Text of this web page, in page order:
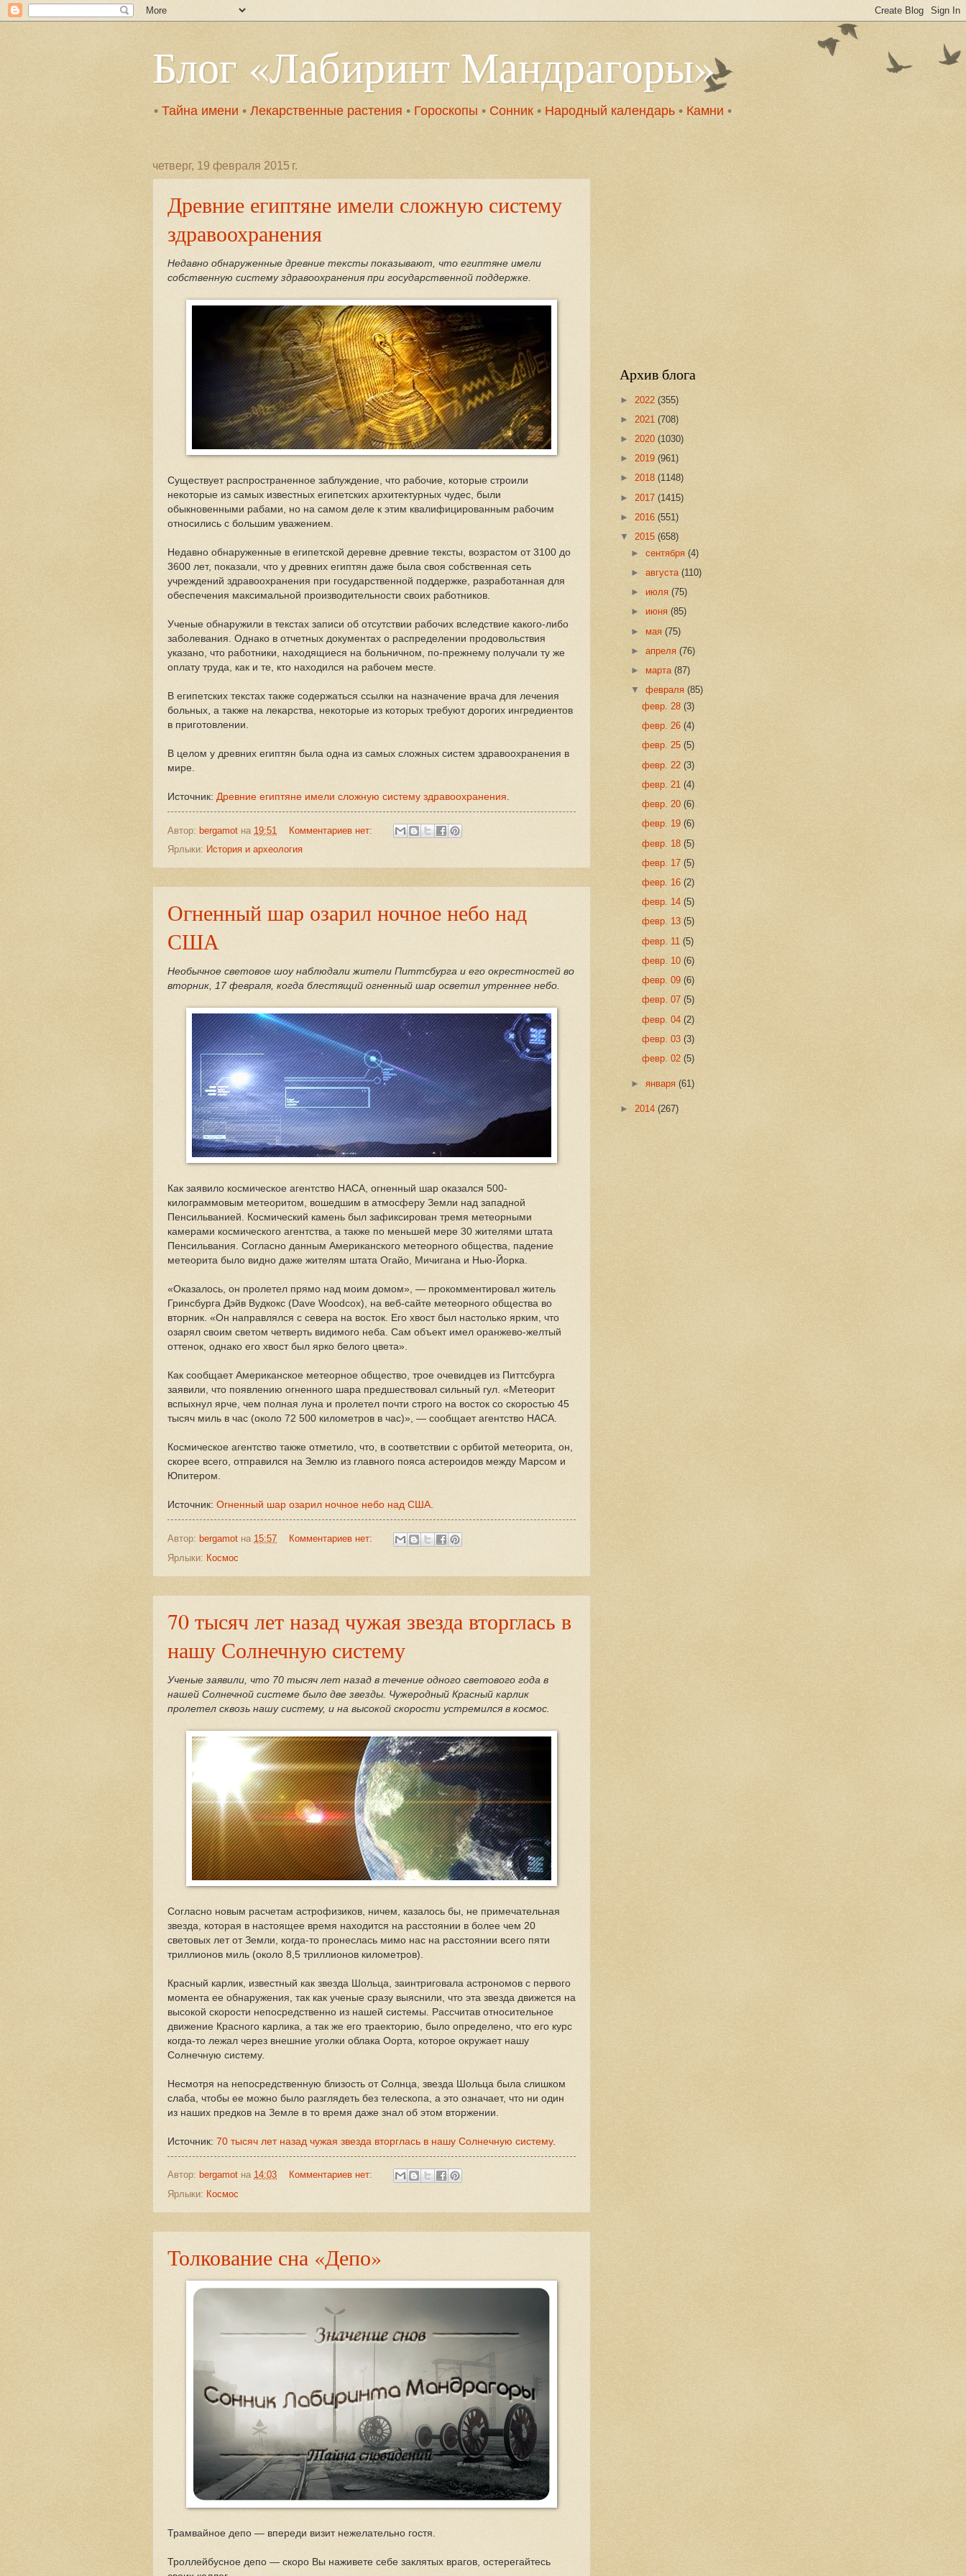
Блог «Лабиринт Мандрагоры»
• Тайна имени • Лекарственные растения • Гороскопы • Сонник • Народный календарь • Камни •
четверг, 19 февраля 2015 г.
Древние египтяне имели сложную систему
здравоохранения
Недавно обнаруженные древние тексты показывают, что египтяне имели
собственную систему здравоохранения при государственной поддержке.
Существует распространенное заблуждение, что рабочие, которые строили
некоторые из самых известных египетских архитектурных чудес, были
обыкновенными рабами, но на самом деле к этим квалифицированным рабочим
относились с большим уважением.
Недавно обнаруженные в египетской деревне древние тексты, возрастом от 3100 до
3600 лет, показали, что у древних египтян даже была своя собственная сеть
учреждений здравоохранения при государственной поддержке, разработанная для
обеспечения максимальной производительности своих работников.
Ученые обнаружили в текстах записи об отсутствии рабочих вследствие какого-либо
заболевания. Однако в отчетных документах о распределении продовольствия
указано, что работники, находящиеся на больничном, по-прежнему получали ту же
оплату труда, как и те, кто находился на рабочем месте.
В египетских текстах также содержаться ссылки на назначение врача для лечения
больных, а также на лекарства, некоторые из которых требуют дорогих ингредиентов
в приготовлении.
В целом у древних египтян была одна из самых сложных систем здравоохранения в
мире.
Источник: Древние египтяне имели сложную систему здравоохранения
Автор: bergamot на 19:51
Комментариев нет:
Ярлыки: История и археология
Огненный шар озарил ночное небо над
США
Необычное световое шоу наблюдали жители Питтсбурга и его окрестностей во
вторник, 17 февраля, когда блестящий огненный шар осветил утреннее небо.
Как заявило космическое агентство НАСА, огненный шар оказался 500-
килограммовым метеоритом, вошедшим в атмосферу Земли над западной
Пенсильванией. Космический камень был зафиксирован тремя метеорными
камерами космического агентства, а также по меньшей мере 30 жителями штата
Пенсильвания. Согласно данным Американского метеорного общества, падение
метеорита было видно даже жителям штата Огайо, Мичигана и Нью-Йорка.
«Оказалось, он пролетел прямо над моим домом», — прокомментировал житель
Гринсбурга Дэйв Вудкокс (Dave Woodcox), на веб-сайте метеорного общества во
вторник. «Он направлялся с севера на восток. Его хвост был настолько ярким, что
озарял своим светом четверть видимого неба. Сам объект имел оранжево-желтый
оттенок, однако его хвост был ярко белого цвета».
Как сообщает Американское метеорное общество, трое очевидцев из Питтсбурга
заявили, что появлению огненного шара предшествовал сильный гул. «Метеорит
вспыхнул ярче, чем полная луна и пролетел почти строго на восток со скоростью 45
тысяч миль в час (около 72 500 километров в час)», — сообщает агентство НАСА.
Космическое агентство также отметило, что, в соответствии с орбитой метеорита, он,
скорее всего, отправился на Землю из главного пояса астероидов между Марсом и
Юпитером.
Источник: Огненный шар озарил ночное небо над США.
Автор: bergamot на 15:57
Комментариев нет:
Ярлыки: Космос
70 тысяч лет назад чужая звезда вторглась в
нашу Солнечную систему
Ученые заявили, что 70 тысяч лет назад в течение одного светового года в
нашей Солнечной системе было две звезды. Чужеродный Красный карлик
пролетел сквозь нашу систему, и на высокой скорости устремился в космос.
Согласно новым расчетам астрофизиков, ничем, казалось бы, не примечательная
звезда, которая в настоящее время находится на расстоянии в более чем 20
световых лет от Земли, когда-то пронеслась мимо нас на расстоянии всего пяти
триллионов миль (около 8,5 триллионов километров).
Красный карлик, известный как звезда Шольца, заинтриговала астрономов с первого
момента ее обнаружения, так как ученые сразу выяснили, что эта звезда движется на
высокой скорости непосредственно из нашей системы. Рассчитав относительное
движение Красного карлика, а так же его траекторию, было определено, что его курс
когда-то лежал через внешние уголки облака Оорта, которое окружает нашу
Солнечную систему.
Несмотря на непосредственную близость от Солнца, звезда Шольца была слишком
слаба, чтобы ее можно было разглядеть без телескопа, а это означает, что ни один
из наших предков на Земле в то время даже знал об этом вторжении.
Источник: 70 тысяч лет назад чужая звезда вторглась в нашу Солнечную систему.
Автор: bergamot на 14:03
Комментариев нет:
Ярлыки: Космос
Толкование сна «Депо»
Трамвайное депо — впереди визит нежелательно гостя.
Троллейбусное депо — скоро Вы наживете себе заклятых врагов, остерегайтесь
Архив блога
► 2022 (355)
► 2021 (708)
► 2020 (1030)
► 2019 (961)
► 2018 (1148)
► 2017 (1415)
► 2016 (551)
▼ 2015 (658)
►сентября(4)
►августа(110)
►июля(75)
►июня(85)
►мая(75)
►апреля(76)
►марта(87)
▼февраля(85)
февр. 28 (3)
февр. 26 (4)
февр. 25 (5)
февр. 22 (3)
февр. 21 (4)
февр. 20 (6)
февр. 19 (6)
февр. 18 (5)
февр. 17 (5)
февр. 16 (2)
февр. 14 (5)
февр. 13 (5)
февр. 11 (5)
февр. 10 (6)
февр. 09 (6)
февр. 07 (5)
февр. 04 (2)
февр. 03 (3)
февр. 02 (5)
►января(61)
► 2014 (267)